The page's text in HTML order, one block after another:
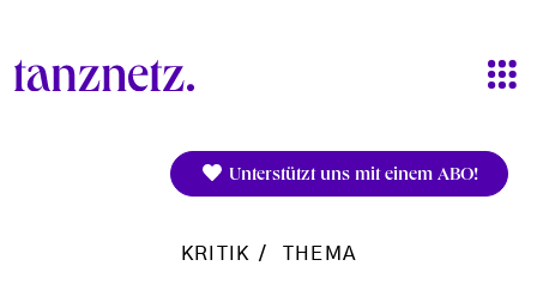
Unterstützt uns mit einem ABO!
KRITIK THEMA